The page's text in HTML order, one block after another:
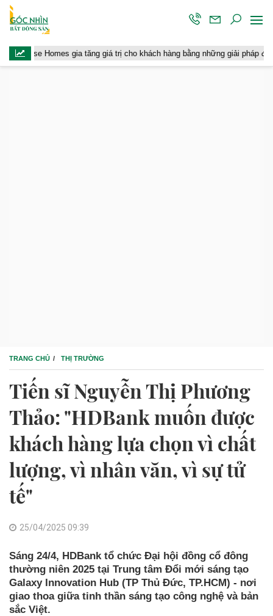
Homes gia tăng giá trị cho khách hàng bằng những giải pháp đồng hành
TRANG CHỦ THỊ TRƯỜNG
Tiến sĩ Nguyễn Thị Phương
Thảo: "HDBank muốn được
khách hàng lựa chọn vì chất
lượng, vì nhân văn, vì sự tử
tế"
25/04/2025 09:39
Sáng 24/4, HDBank tổ chức Đại hội đồng cổ đông
thường niên 2025 tại Trung tâm Đổi mới sáng tạo
Galaxy Innovation Hub (TP Thủ Đức, TP.HCM) - nơi
giao thoa giữa tinh thần sáng tạo công nghệ và bản
sắc Việt.